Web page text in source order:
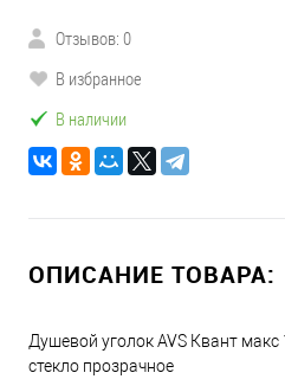
Отзывов: 0
В избранное
В наличии
ОПИСАНИЕ ТОВАРА:
Душевой уголок AVS Квант
стекло прозрачное